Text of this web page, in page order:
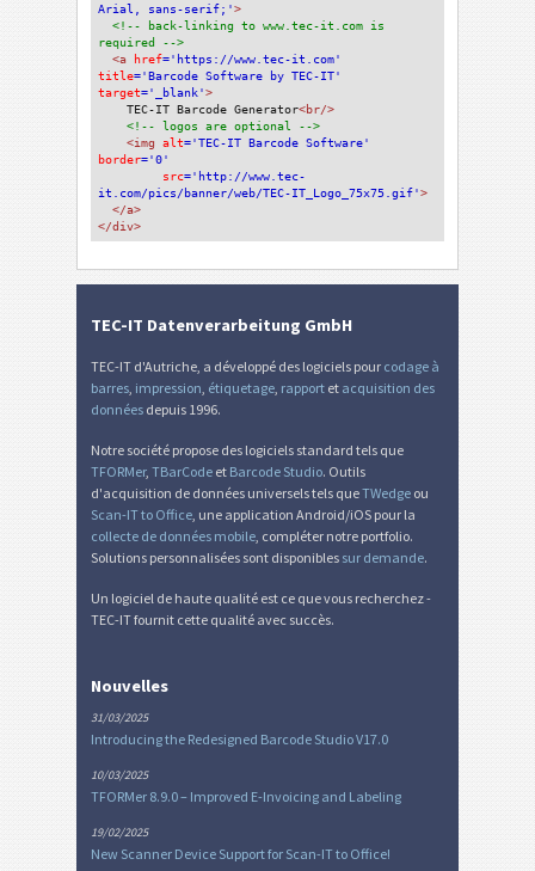
Arial, sans-serif;'>
<!-- back-linking to www.tec-it.com is
required -->
<a href='https://www.tec-it.com'
title='Barcode Software by TEC-IT'
target='_blank'>
TEC-IT Barcode Generator<br/>
<!-- logos are optional -->
<img alt='TEC-IT Barcode Software'
border='0'
src='http://www.tec-
it.com/pics/banner/web/TEC-IT_Logo_75x75.gif'>
</a>
</div>
TEC-IT Datenverarbeitung GmbH
TEC-IT d'Autriche, a développé des logiciels pour codage à
barres impression étiquetage rapport et acquisition des
données depuis 1996.
Notre société propose des logiciels standard tels que
TFORMer, TBarCode et Barcode Studio. Outils
d'acquisition de données universels tels queTWedge ou
Scan-IT to Office , une application Android/iOS pour la
collecte de données mobile , compléter notre portfolio.
Solutions personnalisées sont disponibles sur demande.
Un logiciel de haute qualité est ce que vous recherchez -
TEC-IT fournit cette qualité avec succès.
Nouvelles
31/03/2025
Introducing the Redesigned Barcode Studio V17.0
10/03/2025
TFORMer 8.9.0 – Improved E-Invoicing and Labeling
19/02/2025
New Scanner Device Support for Scan-IT to Office!